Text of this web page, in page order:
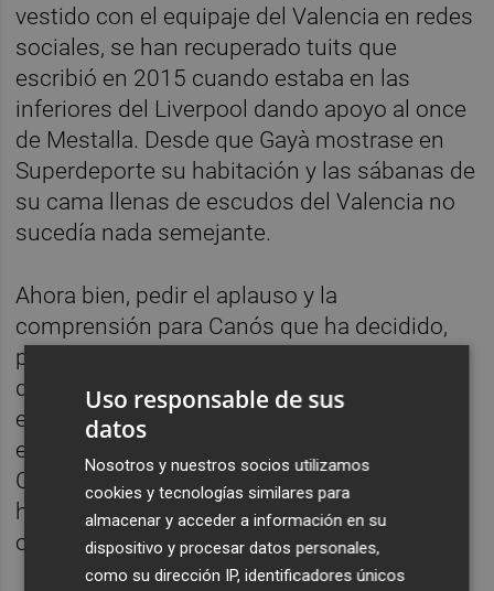
vestido con el equipaje del Valencia en redes
sociales, se han recuperado tuits que
escribió en 2015 cuando estaba en las
inferiores del Liverpool dando apoyo al once
de Mestalla. Desde que Gayà mostrase en
Superdeporte su habitación y las sábanas de
su cama llenas de escudos del Valencia no
sucedía nada semejante.
Ahora bien, pedir el aplauso y la
comprensión para Canós que ha decidido,
por sentimiento, jugar en un club
desguazado, no quiere decir nada más que
eso. En otro contexto de entidad, en un
escenario de bonanza, jugando Liga de
Campeones, probablemente ese jugador no
habría venido, claro. Las miras estarían en
otro perfil, superior, de futbolista.
Uso responsable de sus
datos
Nosotros y nuestros socios utilizamos
cookies y tecnologías similares para
almacenar y acceder a información en su
dispositivo y procesar datos personales,
como su dirección IP, identificadores únicos